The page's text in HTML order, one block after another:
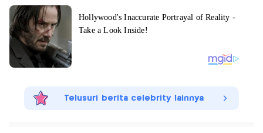
Telusuri berita celebrity lainnya